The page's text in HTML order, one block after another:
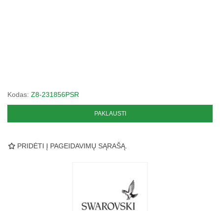
Kodas: Z8-231856PSR
PAKLAUSTI
PRIDĖTI Į PAGEIDAVIMŲ SĄRAŠĄ.